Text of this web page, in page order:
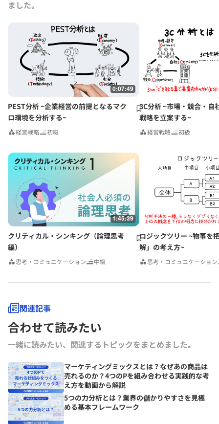
ました｡
0:07:49
PEST分析 ~企業経営の前提となるマク
ロ環境を分析する~
経営戦略 初級
3C分析 ~市場・競合・自
戦略を立案する~
経営戦略 初級
1:45:39
クリティカル・シンキング（論理思考
編）
思考・コミュニケーション 中級
ロジックツリー ~物事を
解」の考え方~
思考・コミュニケーション
関連記事
合わせて読みたい
一緒に読みたい、関連するトピックをまとめました｡
マーケティングミックスとは？なぜあの商品は
売れるのか？4つのPを組み合わせる実践的な考
え方を動画から解説
5つの力分析とは？業界の儲かりやすさを見極
める基本フレームワーク